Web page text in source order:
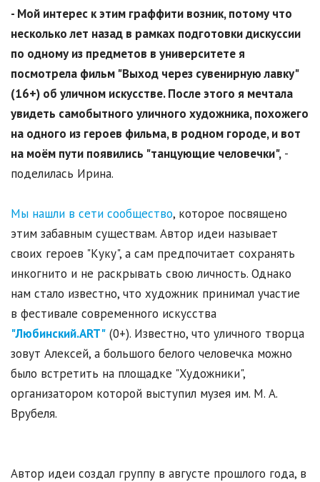
- Мой интерес к этим граффити возник, потому что
несколько лет назад в рамках подготовки дискуссии
по одному из предметов в университете я
посмотрела фильм "Выход через сувенирную лавку"
(16+) об уличном искусстве. После этого я мечтала
увидеть самобытного уличного художника, похожего
на одного из героев фильма, в родном городе, и вот
на моём пути появились "танцующие человечки", -
поделилась Ирина.
Мы нашли в сети сообщество, которое посвящено
этим забавным существам. Автор идеи называет
своих героев "Куку", а сам предпочитает сохранять
инкогнито и не раскрывать свою личность. Однако
нам стало известно, что художник принимал участие
в фестивале современного искусства
"Любинский.ART" (0+). Известно, что уличного творца
зовут Алексей, а большого белого человечка можно
было встретить на площадке "Художники",
организатором которой выступил музея им. М. А.
Врубеля.
Автор идеи создал группу в августе прошлого года, в